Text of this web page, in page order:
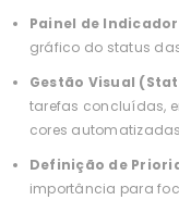
Painel de
gráfico do status
Gestão Visual
tarefas concluídas,
cores
Definição de
importância para